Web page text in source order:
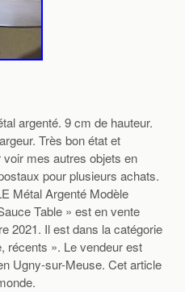
argenté. 9 cm de hauteur.
Très bon état et
voir mes autres objets en
pour plusieurs achats.
Métal Argenté Modèle
Table » est en vente
2021. Il est dans la catégorie
récents ». Le vendeur est
Ugny-sur-Meuse. Cet article